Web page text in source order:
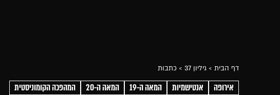
דף הבית > גיליון 37 > כתבות
אירופה אנטישמיות המאה ה-19 המאה ה-20
המהפכה הקומוניסטית